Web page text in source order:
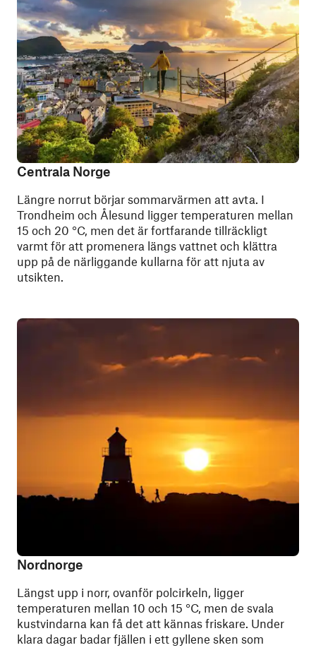
Centrala Norge
Längre norrut börjar sommarvärmen att avta. I
Trondheim och Ålesund ligger temperaturen mellan
15 och 20 °C, men det är fortfarande tillräckligt
varmt för att promenera längs vattnet och klättra
upp på de närliggande kullarna för att njuta av
utsikten.
Nordnorge
Längst upp i norr, ovanför polcirkeln, ligger
temperaturen mellan 10 och 15 °C, men de svala
kustvindarna kan få det att kännas friskare. Under
klara dagar badar fjällen i ett gyllene sken som